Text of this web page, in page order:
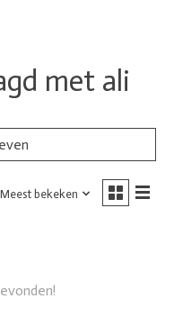
met ali
Meest bekeken